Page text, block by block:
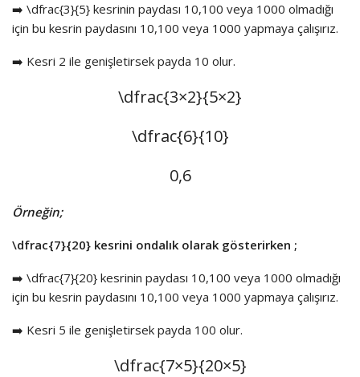
➡️ \dfrac{3}{5} kesrinin paydası 10,100 veya 1000 olmadığı
için bu kesrin paydasını 10,100 veya 1000 yapmaya çalışırız.
➡️ Kesri 2 ile genişletirsek payda 10 olur.
\dfrac{3×2}{5×2}
\dfrac{6}{10}
0,6
Örneğin;
\dfrac{7}{20} kesrini ondalık olarak gösterirken ;
➡️ \dfrac{7}{20} kesrinin paydası 10,100 veya 1000 olmadığı
için bu kesrin paydasını 10,100 veya 1000 yapmaya çalışırız.
➡️ Kesri 5 ile genişletirsek payda 100 olur.
\dfrac{7×5}{20×5}